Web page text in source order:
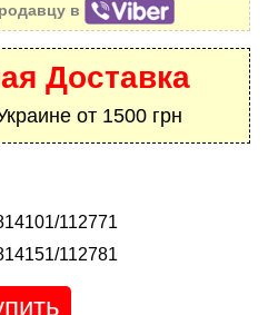
в
Доставка
от 1500 грн
112771
112781